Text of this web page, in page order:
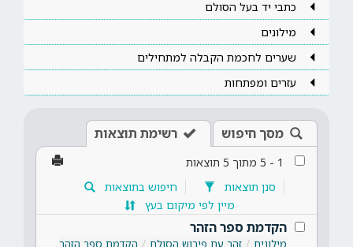
כתבי יד בעל הסולם
מילונים
שערים לחכמת הקבלה למתחילים
עזרים ומפתחות
מסך חיפוש רשימת תוצאות
1
-
5 מתוך 5 תוצאות
סנן תוצאות
חיפוש בתוצאות
מיין לפי מיקום בעץ
הקדמת ספר הזהר
מילונים זהר עם פירוש הסולם
הקדמת ספר הזהר